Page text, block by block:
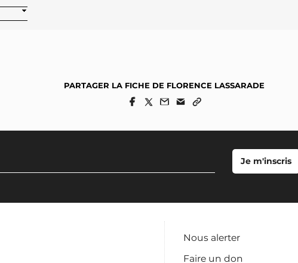
PARTAGER LA FICHE DE FLORENCE LASSARADE
Nous alerter
Faire un don